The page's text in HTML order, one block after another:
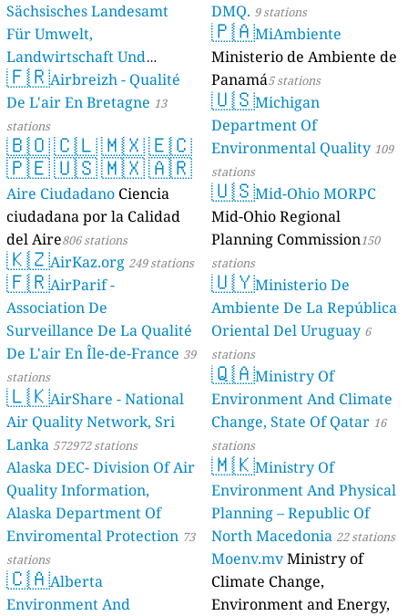
Sächsisches Landesamt
Für Umwelt,
Landwirtschaft Und
Geologie) 50 stations
🇫🇷Airbreizh - Qualité
De L'air En Bretagne 13
stations
🇧🇴🇨🇱🇲🇽🇪🇨
🇵🇪🇺🇸🇲🇽🇦🇷
Aire Ciudadano Ciencia
ciudadana por la Calidad
del Aire806 stations
🇰🇿AirKaz.org 249 stations
🇫🇷AirParif -
Association De
Surveillance De La Qualité
De L'air En Île-de-France 39
stations
🇱🇰AirShare - National
Air Quality Network, Sri
Lanka 572972 stations
Alaska DEC- Division Of Air
Quality Information,
Alaska Department Of
Enviromental Protection 73
stations
🇨🇦Alberta
Environment And
DMQ. 9 stations
🇵🇦MiAmbiente
Ministerio de Ambiente de
Panamá5 stations
🇺🇸Michigan
Department Of
Environmental Quality 109
stations
🇺🇸Mid-Ohio MORPC
Mid-Ohio Regional
Planning Commission150
stations
🇺🇾Ministerio De
Ambiente De La República
Oriental Del Uruguay 6
stations
🇶🇦Ministry Of
Environment And Climate
Change, State Of Qatar 16
stations
🇲🇰Ministry Of
Environment And Physical
Planning – Republic Of
North Macedonia 22 stations
Moenv.mvMinistry of
Climate Change,
Environment and Energy,